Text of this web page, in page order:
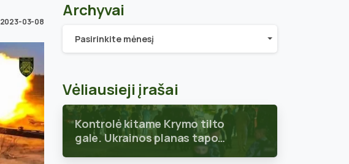
2023-03-08
Archyvai
Archyvai
Pasirinkite mėnesį
Vėliausieji įrašai
Kontrolė kitame Krymo tilto
gale. Ukrainos planas tapo